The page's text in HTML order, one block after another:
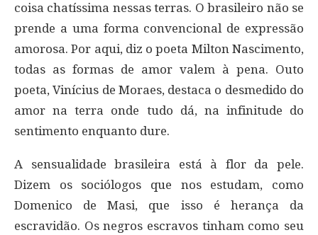
coisa chatíssima nessas terras. O brasileiro não se
prende a uma forma convencional de expressão
amorosa. Por aqui, diz o poeta Milton Nascimento,
todas as formas de amor valem à pena. Outo
poeta, Vinícius de Moraes, destaca o desmedido do
amor na terra onde tudo dá, na infinitude do
sentimento enquanto dure.
A sensualidade brasileira está à flor da pele.
Dizem os sociólogos que nos estudam, como
Domenico de Masi, que isso é herança da
escravidão. Os negros escravos tinham como seu